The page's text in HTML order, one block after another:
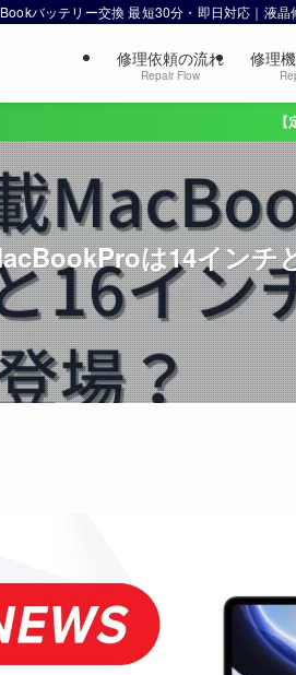
バッテリー交換 最短30分・即日対応｜液晶
修理依頼の流れ
Repair Flow
修理
は14インチ